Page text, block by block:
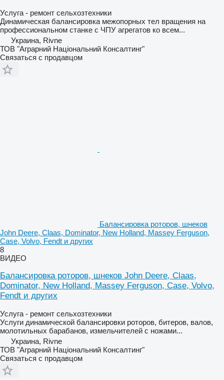
Услуга - ремонт сельхозтехники
Динамическая балансировка межопорных тел вращения на
профессиональном станке с ЧПУ агрегатов ко всем...
Украина, Rivne
ТОВ "Аграрний Національний Консалтинг"
Связаться с продавцом
Балансировка роторов, шнеков
John Deere, Claas, Dominator, New Holland, Massey Ferguson,
Case, Volvo, Fendt и других
8
ВИДЕО
Балансировка роторов, шнеков John Deere, Claas,
Dominator, New Holland, Massey Ferguson, Case, Volvo,
Fendt и других
Услуга - ремонт сельхозтехники
Услуги динамической балансировки роторов, битеров, валов,
молотильных барабанов, измельчителей с ножами...
Украина, Rivne
ТОВ "Аграрний Національний Консалтинг"
Связаться с продавцом